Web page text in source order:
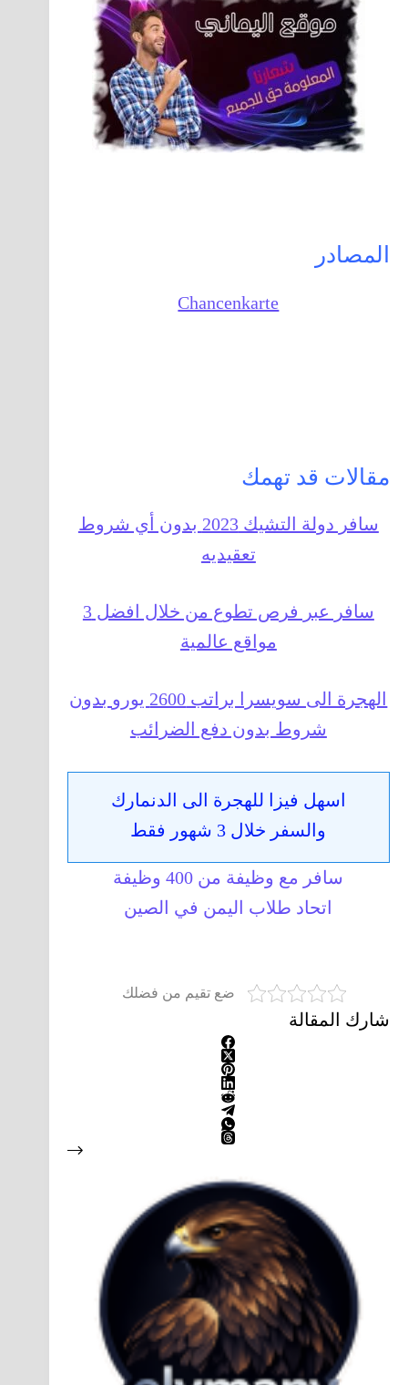
المصادر
Chancenkarte
مقالات قد تهمك
سافر دولة التشيك 2023 بدون أي شروط
تعقيديه
سافر عبر فرص تطوع من خلال افضل 3
مواقع عالمية
الهجرة الى سويسرا براتب 2600 يورو بدون
شروط بدون دفع الضرائب
اسهل فيزا للهجرة الى الدنمارك
والسفر خلال 3 شهور فقط
سافر مع وظيفة من 400 وظيفة
اتحاد طلاب اليمن في الصين
ضع تقيم من فضلك
شارك المقالة